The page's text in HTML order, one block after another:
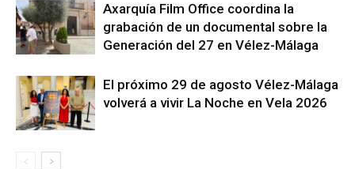
Axarquía Film Office coordina la
grabación de un documental sobre la
Generación del 27 en Vélez-Málaga
El próximo 29 de agosto Vélez-Málaga
volverá a vivir La Noche en Vela 2026